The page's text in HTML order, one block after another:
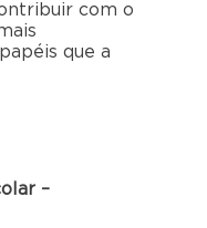
com o
que a
–